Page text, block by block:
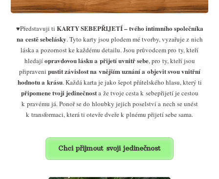
♥Představuji ti KARTY SEBEPŘIJETÍ – tvého intimního společníka
na cestě sebelásky. Tyto karty jsou plodem mé tvorby, vyzařuje z nich
láska a pozornost ke každému detailu. Jsou průvodcem pro ty, kteří
hledajíopravdovou lásku a přijetí uvnitř sebe, pro ty, kteří jsou
připraveni pustit závislost na vnějším uznání a objevit svou vnitřní
hodnotu a krásu. Každá karta je jako šepot přátelského hlasu, který ti
připomene tvoji jedinečnosta že tvoje cesta k sebepřijetí je cestou
k pravému já. Ponoř se do hloubky jejich poselství a nech se unést
k transformaci, která ti otevře dveře k plnému přijetí sebe sama.
Chci přijmout svoji jedinečnost